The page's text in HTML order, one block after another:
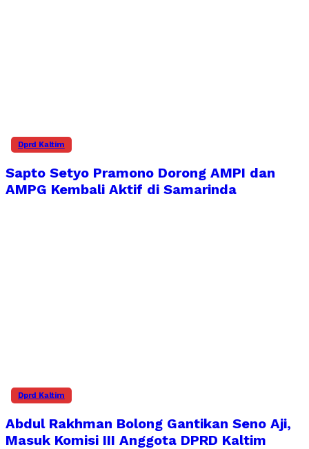
Dprd Kaltim
Sapto Setyo Pramono Dorong AMPI dan
AMPG Kembali Aktif di Samarinda
Dprd Kaltim
Abdul Rakhman Bolong Gantikan Seno Aji,
Masuk Komisi III Anggota DPRD Kaltim